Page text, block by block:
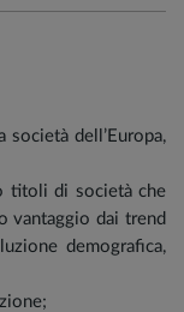
società dell’Europa,
titoli di società che
vantaggio dai trend
demografica,